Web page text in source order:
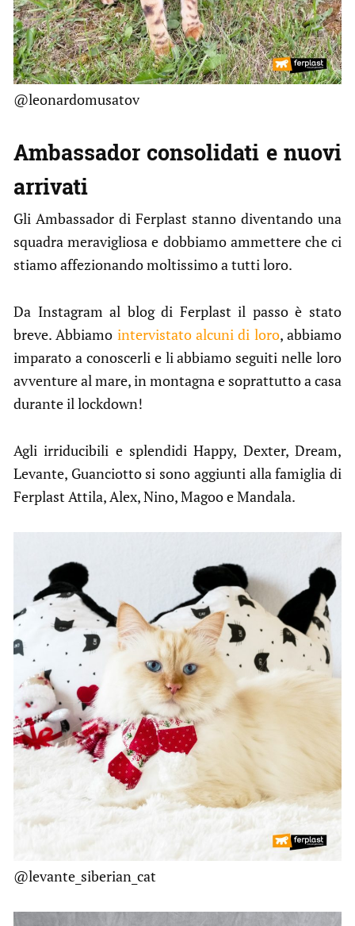
@leonardomusatov
Ambassador consolidati e nuovi
arrivati
Gli Ambassador di Ferplast stanno diventando una
squadra meravigliosa e dobbiamo ammettere che ci
stiamo affezionando moltissimo a tutti loro.
Da Instagram al blog di Ferplast il passo è stato
breve. Abbiamo intervistato alcuni di loro, abbiamo
imparato a conoscerli e li abbiamo seguiti nelle loro
avventure al mare, in montagna e soprattutto a casa
durante il lockdown!
Agli irriducibili e splendidi Happy, Dexter, Dream,
Levante, Guanciotto si sono aggiunti alla famiglia di
Ferplast Attila, Alex, Nino, Magoo e Mandala.
@levante_siberian_cat